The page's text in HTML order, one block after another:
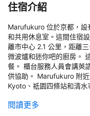
住宿介紹
Marufukuro 位於京都，設
和共用休息室。這間住宿
離市中心 2.1 公里，距離
微波爐和迷你吧的廚房。
餐。 櫃台服務人員會講英
供協助。 Marufukuro 附
Kyoto、祗園四條站和清
閱讀更多